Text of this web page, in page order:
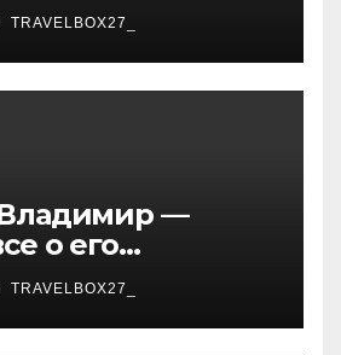
интернешнл»
успеха, музыка
TRAVELBOX27_
—
о его
возрасте и
TRAVELBOX27_